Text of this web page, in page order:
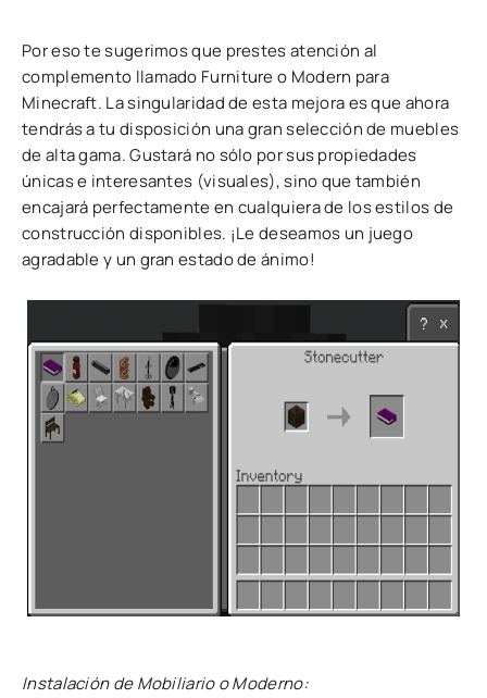
Por eso te sugerimos que prestes atención al
complemento llamado Furniture o Modern para
Minecraft. La singularidad de esta mejora es que ahora
tendrás a tu disposición una gran selección de muebles
de alta gama. Gustará no sólo por sus propiedades
únicas e interesantes (visuales), sino que también
encajará perfectamente en cualquiera de los estilos de
construcción disponibles. ¡Le deseamos un juego
agradable y un gran estado de ánimo!
Instalación de Mobiliario o Moderno: